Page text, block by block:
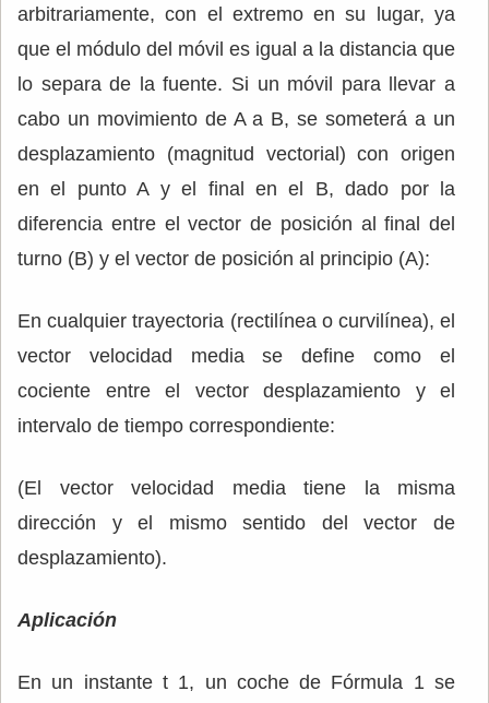
arbitrariamente, con el extremo en su lugar, ya
que el módulo del móvil es igual a la distancia que
lo separa de la fuente. Si un móvil para llevar a
cabo un movimiento de A a B, se someterá a un
desplazamiento (magnitud vectorial) con origen
en el punto A y el final en el B, dado por la
diferencia entre el vector de posición al final del
turno (B) y el vector de posición al principio (A):
En cualquier trayectoria (rectilínea o curvilínea), el
vector velocidad media se define como el
cociente entre el vector desplazamiento y el
intervalo de tiempo correspondiente:
(El vector velocidad media tiene la misma
dirección y el mismo sentido del vector de
desplazamiento).
Aplicación
En un instante t 1, un coche de Fórmula 1 se